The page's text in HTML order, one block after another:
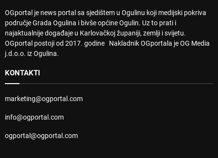
OGportal je news portal sa sjedištem u Ogulinu koji medijski pokriva
područje Grada Ogulina i bivše općine Ogulin. Uz to prati i
najaktualnije događaje u Karlovačkoj županiji, zemlji i svijetu.
OGportal postoji od 2017. godine Nakladnik OGportala je OG Media
j.d.o.o. iz Ogulina.
KONTAKTI
marketing@ogportal.com
info@ogportal.com
ogportal@ogportal.com